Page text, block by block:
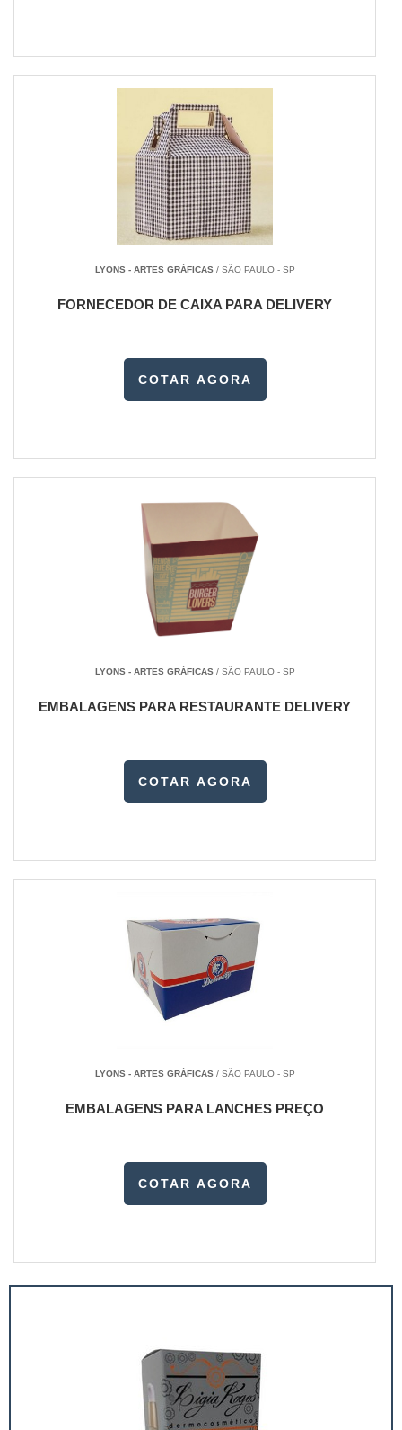
LYONS - ARTES GRÁFICAS/ SÃO PAULO - SP
FORNECEDOR DE CAIXA PARA DELIVERY
COTAR AGORA
LYONS - ARTES GRÁFICAS/ SÃO PAULO - SP
EMBALAGENS PARA RESTAURANTE DELIVERY
COTAR AGORA
LYONS - ARTES GRÁFICAS/ SÃO PAULO - SP
EMBALAGENS PARA LANCHES PREÇO
COTAR AGORA